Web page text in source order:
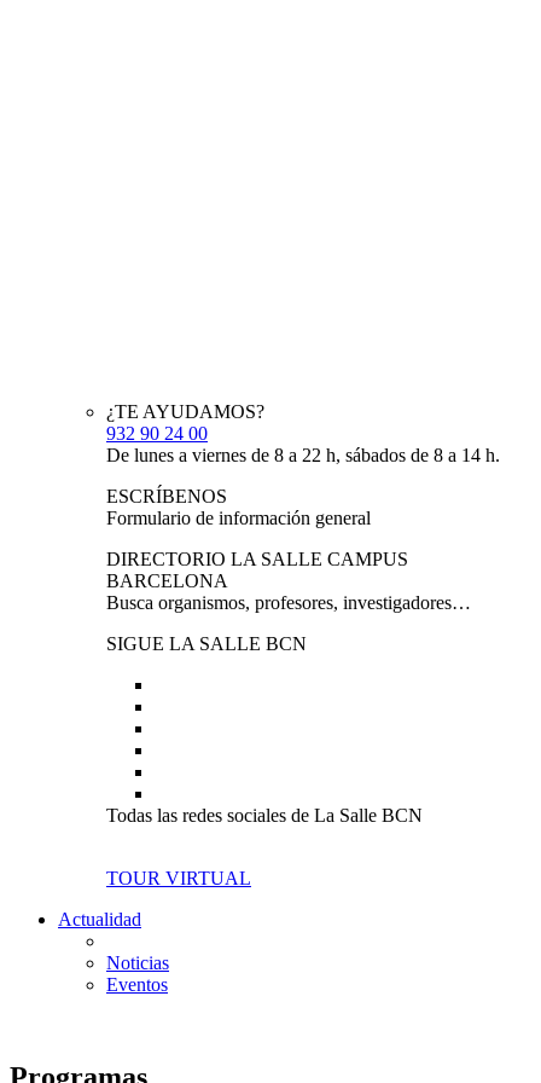
¿TE AYUDAMOS?
932 90 24 00
De lunes a viernes de 8 a 22 h, sábados de 8 a 14 h.
ESCRÍBENOS
Formulario de información general
DIRECTORIO LA SALLE CAMPUS
BARCELONA
Busca organismos, profesores, investigadores…
SIGUE LA SALLE BCN
Todas las redes sociales de La Salle BCN
TOUR VIRTUAL
Actualidad
Noticias
Eventos